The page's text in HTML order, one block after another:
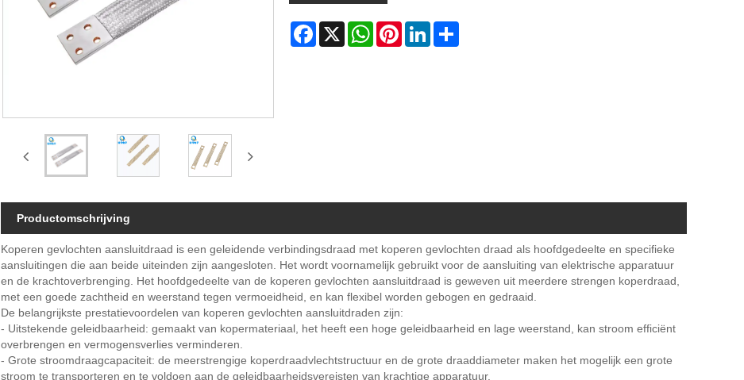
Facebook
X WhatsAppPinterestLinkedInShare
Productomschrijving
Koperen gevlochten aansluitdraad is een geleidende verbindingsdraad met koperen gevlochten draad als hoofdgedeelte en specifieke
aansluitingen die aan beide uiteinden zijn aangesloten. Het wordt voornamelijk gebruikt voor de aansluiting van elektrische apparatuur
en de krachtoverbrenging. Het hoofdgedeelte van de koperen gevlochten aansluitdraad is geweven uit meerdere strengen koperdraad,
met een goede zachtheid en weerstand tegen vermoeidheid, en kan flexibel worden gebogen en gedraaid.
De belangrijkste prestatievoordelen van koperen gevlochten aansluitdraden zijn:
- Uitstekende geleidbaarheid: gemaakt van kopermateriaal, het heeft een hoge geleidbaarheid en lage weerstand, kan stroom efficiënt
overbrengen en vermogensverlies verminderen.
- Grote stroomdraagcapaciteit: de meerstrengige koperdraadvlechtstructuur en de grote draaddiameter maken het mogelijk een grote
stroom te transporteren en te voldoen aan de geleidbaarheidsvereisten van krachtige apparatuur.